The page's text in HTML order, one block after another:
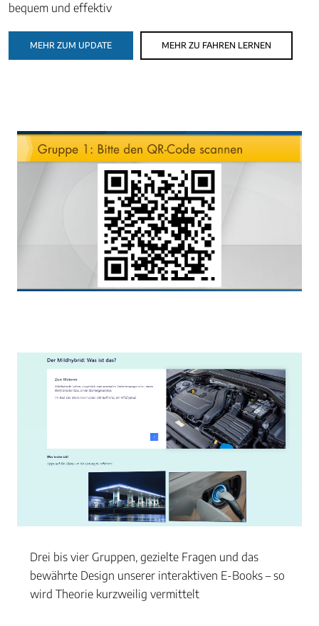
bequem und effektiv
MEHR ZUM UPDATE MEHR ZU FAHREN LERNEN
Drei bis vier Gruppen, gezielte Fragen und das
bewährte Design unserer interaktiven E-Books – so
wird Theorie kurzweilig vermittelt